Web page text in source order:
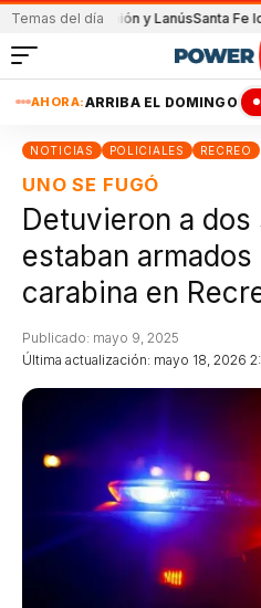
Temas del día
de Unión y LanúsSanta Fe logró
AHORA:ARRIBA EL DOMINGO
NOTICIAS POLICIALES RECREO
UNO SE FUGÓ
Detuvieron a
estaban armados
carabina en
Última actualización: mayo 18, 2026
Publicado: mayo 9, 2025